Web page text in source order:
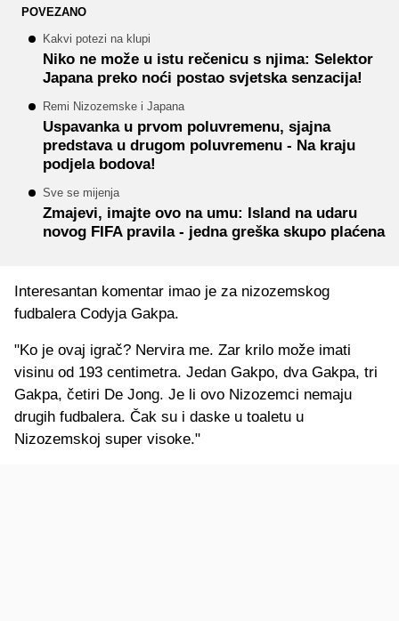
POVEZANO
Kakvi potezi na klupi
Niko ne može u istu rečenicu s njima: Selektor
Japana preko noći postao svjetska senzacija!
Remi Nizozemske i Japana
Uspavanka u prvom poluvremenu, sjajna
predstava u drugom poluvremenu - Na kraju
podjela bodova!
Sve se mijenja
Zmajevi, imajte ovo na umu: Island na udaru
novog FIFA pravila - jedna greška skupo plaćena
Interesantan komentar imao je za nizozemskog
fudbalera Codyja Gakpa.
"Ko je ovaj igrač? Nervira me. Zar krilo može imati
visinu od 193 centimetra. Jedan Gakpo, dva Gakpa, tri
Gakpa, četiri De Jong. Je li ovo Nizozemci nemaju
drugih fudbalera. Čak su i daske u toaletu u
Nizozemskoj super visoke."